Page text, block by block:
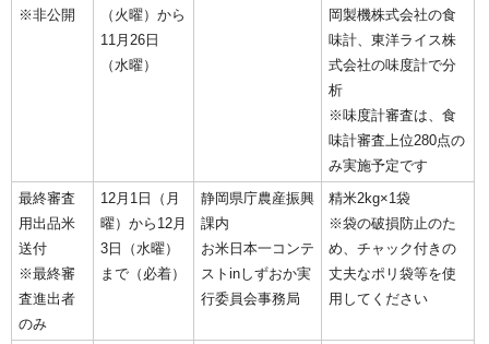
※非公開
（火曜）から
11月26日
（水曜）
岡製機株式会社の食
味計、東洋ライス株
式会社の味度計で分
析
※味度計審査は、食
味計審査上位280点の
み実施予定です
最終審査
用出品米
送付
※最終審
査進出者
のみ
12月1日（月
曜）から12月
3日（水曜）
まで（必着）
静岡県庁農産振興
課内
お米日本一コンテ
ストinしずおか実
行委員会事務局
精米2kg×1袋
※袋の破損防止のた
め、チャック付きの
丈夫なポリ袋等を使
用してください